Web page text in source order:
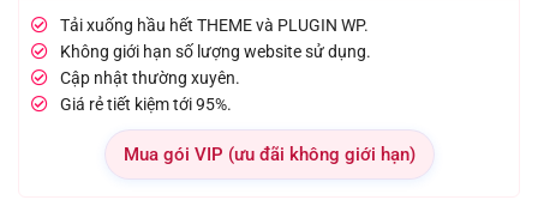
Tải xuống hầu hết THEME và PLUGIN WP.
Không giới hạn số lượng website sử dụng.
Cập nhật thường xuyên.
Giá rẻ tiết kiệm tới 95%.
Mua gói VIP (ưu đãi không giới hạn)